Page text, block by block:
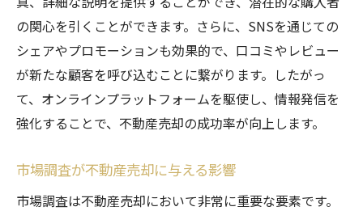
価格設定における過去データの過信
価格調整のタイミングとその重要性
成功する不動産売却のための価格戦略とは
売却目標に応じた価格戦略の選択
短期売却を目指す価格設定のコツ
利益を最大化するための長期戦略
の関心を引くことができます。さらに、SNSを通じての
シェアやプロモーションも効果的で、口コミやレビュー
が新たな顧客を呼び込むことに繋がります。したがっ
て、オンラインプラットフォームを駆使し、情報発信を
強化することで、不動産売却の成功率が向上します。
市場調査が不動産売却に与える影響
市場調査は不動産売却において非常に重要な要素です。